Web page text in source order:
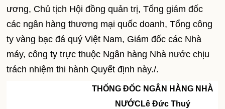
ương, Chủ tịch Hội đồng quản trị, Tổng giám đốc
các ngân hàng thương mại quốc doanh, Tổng công
ty vàng bạc đá quý Việt Nam, Giám đốc các Nhà
máy, công ty trực thuộc Ngân hàng Nhà nước chịu
trách nhiệm thi hành Quyết định này./.
THỐNG ĐỐC NGÂN HÀNG NHÀ
NƯỚCLê Đức Thuý